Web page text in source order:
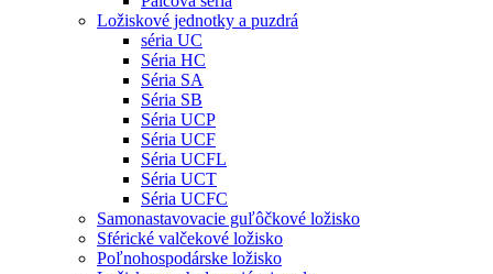
Ložiskové jednotky a puzdrá
séria UC
Séria HC
Séria SA
Séria SB
Séria UCP
Séria UCF
Séria UCFL
Séria UCT
Séria UCFC
Samonastavovacie guľôčkové ložisko
Sférické valčekové ložisko
Poľnohospodárske ložisko